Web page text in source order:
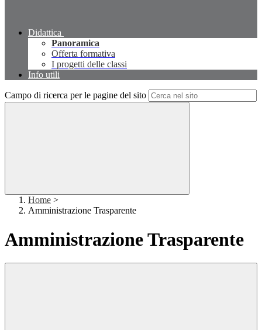
Didattica
Panoramica
Offerta formativa
I progetti delle classi
Info utili
Campo di ricerca per le pagine del sito
Home >
Amministrazione Trasparente
Amministrazione Trasparente